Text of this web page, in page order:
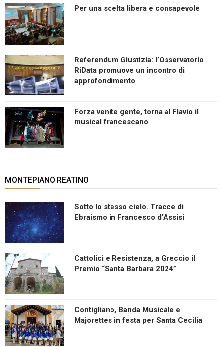
Per una scelta libera e consapevole
Referendum Giustizia: l’Osservatorio
RiData promuove un incontro di
approfondimento
Forza venite gente, torna al Flavio il
musical francescano
MONTEPIANO REATINO
Sotto lo stesso cielo. Tracce di
Ebraismo in Francesco d’Assisi
Cattolici e Resistenza, a Greccio il
Premio “Santa Barbara 2024”
Contigliano, Banda Musicale e
Majorettes in festa per Santa Cecilia